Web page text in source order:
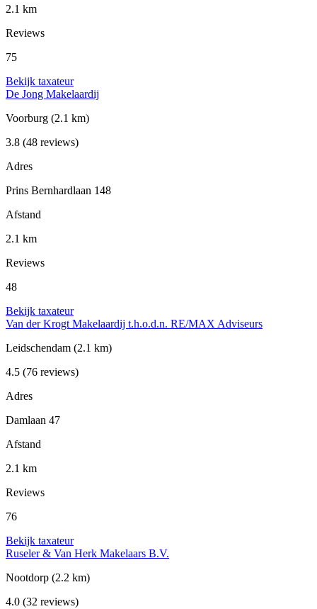
2.1 km
Reviews
75
Bekijk taxateur
De Jong Makelaardij
Voorburg (2.1 km)
3.8 (48 reviews)
Adres
Prins Bernhardlaan 148
Afstand
2.1 km
Reviews
48
Bekijk taxateur
Van der Krogt Makelaardij t.h.o.d.n. RE/MAX Adviseurs
Leidschendam (2.1 km)
4.5 (76 reviews)
Adres
Damlaan 47
Afstand
2.1 km
Reviews
76
Bekijk taxateur
Ruseler & Van Herk Makelaars B.V.
Nootdorp (2.2 km)
4.0 (32 reviews)